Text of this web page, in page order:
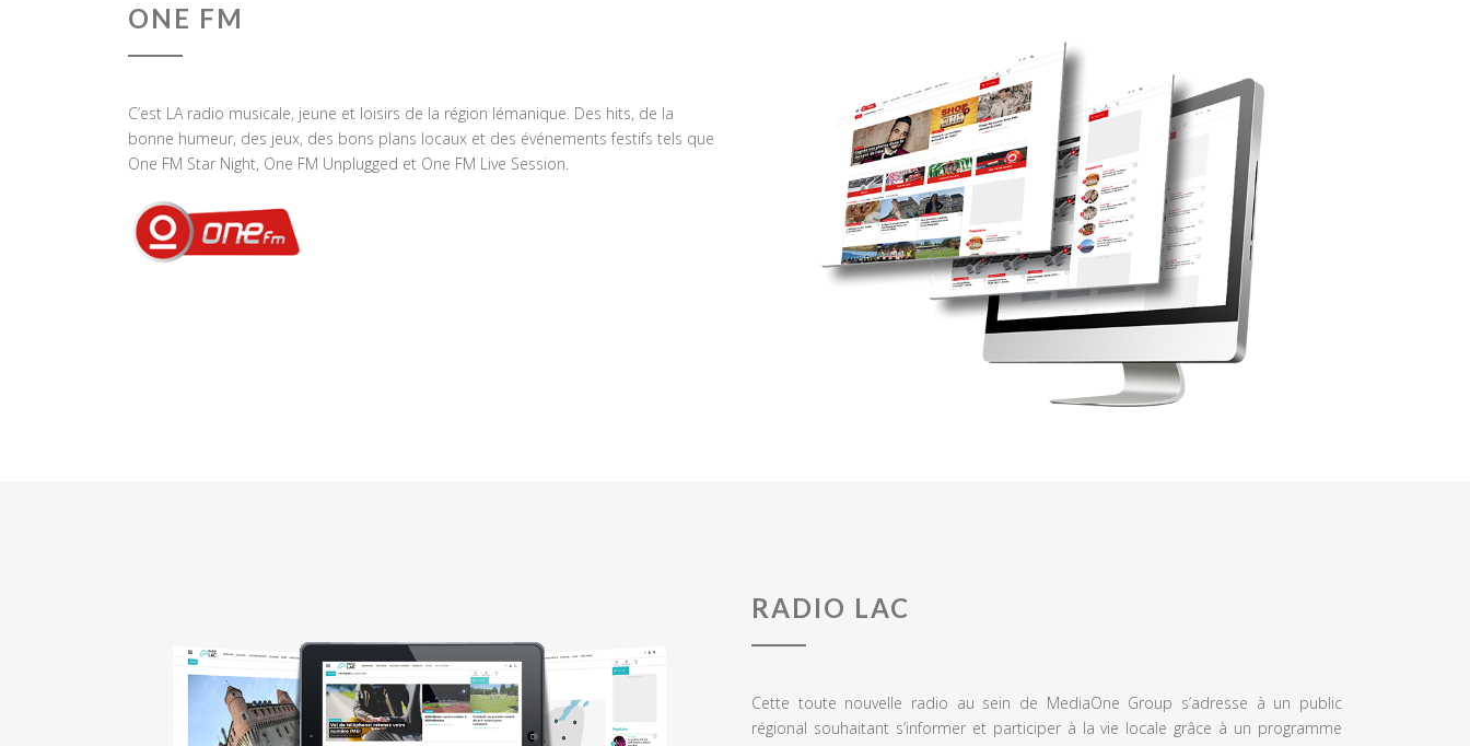
ONE FM
C’est LA radio musicale, jeune et loisirs de la région lémanique. Des hits, de la
bonne humeur, des jeux, des bons plans locaux et des événements festifs tels que
One FM Star Night, One FM Unplugged et One FM Live Session.
RADIO LAC
Cette toute nouvelle radio au sein de MediaOne Group s’adresse à un public
régional souhaitant s’informer et participer à la vie locale grâce à un programme